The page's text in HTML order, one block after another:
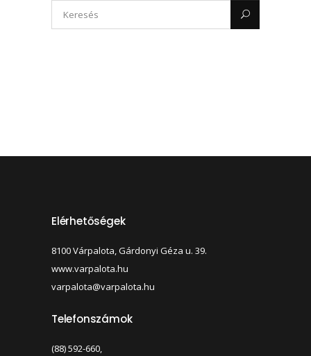
Elérhetőségek
8100 Várpalota, Gárdonyi Géza u. 39.
www.varpalota.hu
varpalota@varpalota.hu
Telefonszámok
(88) 592-660,